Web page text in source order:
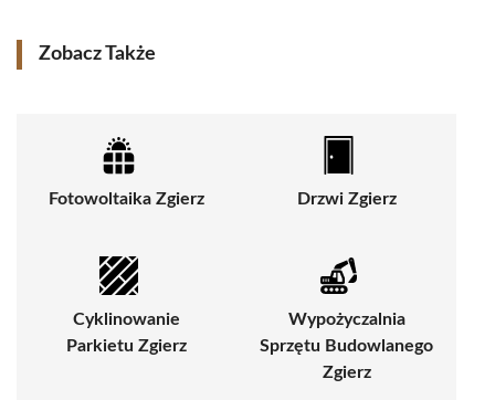
Zobacz Także
Fotowoltaika Zgierz Drzwi Zgierz
Cyklinowanie
Parkietu Zgierz
Wypożyczalnia
Sprzętu Budowlanego
Zgierz